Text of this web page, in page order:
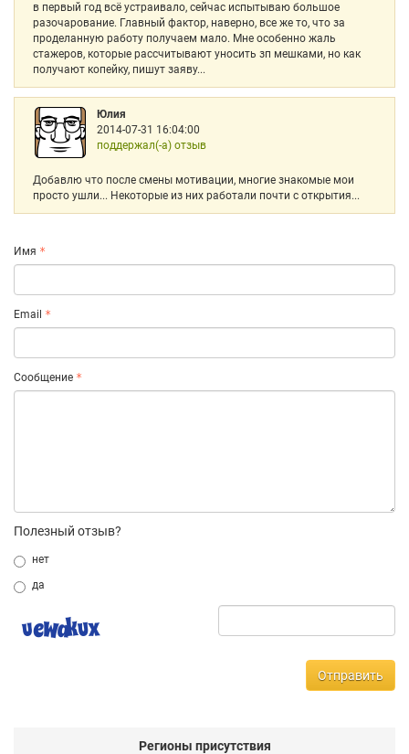
в первый год всё устраивало, сейчас испытываю большое
разочарование. Главный фактор, наверно, все же то, что за
проделанную работу получаем мало. Мне особенно жаль
стажеров, которые рассчитывают уносить зп мешками, но как
получают копейку, пишут заяву...
Юлия
2014-07-31 16:04:00
поддержал(-а) отзыв
Добавлю что после смены мотивации, многие знакомые мои
просто ушли... Некоторые из них работали почти с открытия...
Имя
Email
Сообщение
Полезный отзыв?
нет
да
Отправить
Регионы присутствия